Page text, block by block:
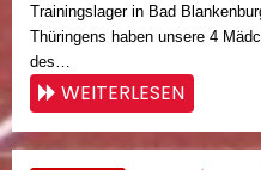
Trainingslager in Bad
Thüringens haben unsere 4
des…
WEITERLESEN